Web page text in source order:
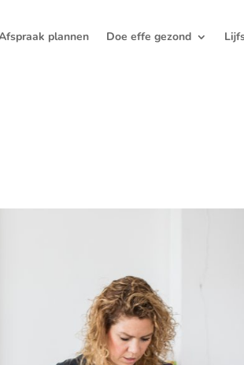
plannen Doe effe gezond